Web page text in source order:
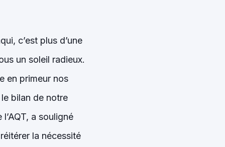
c’est plus d’une
un soleil radieux.
en primeur nos
bilan de notre
a souligné
la nécessité